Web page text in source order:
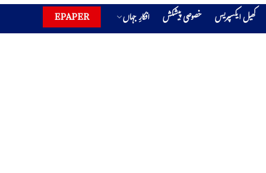
کھیل ایکسپریس خصوصی پیشکش افکارِ جہاں EPAPER